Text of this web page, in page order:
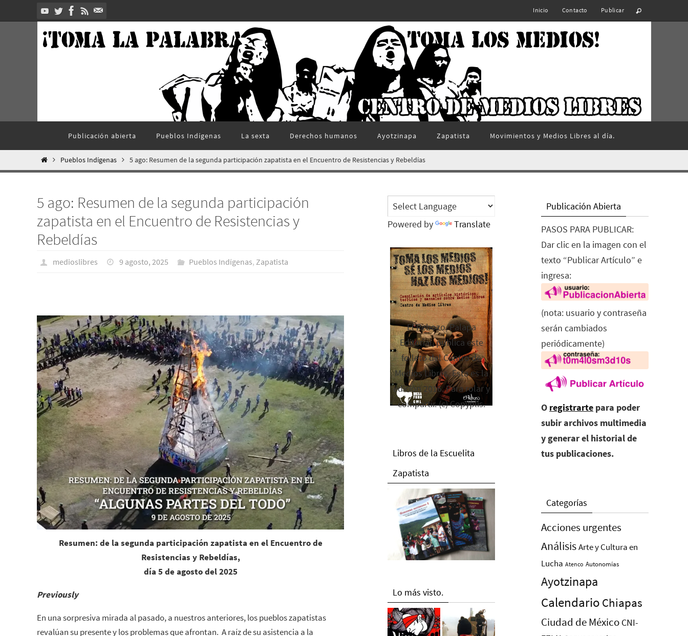
al
Inicio Contacto Publicar
contenido
Publicación abierta Pueblos Indí­genas La sexta Derechos humanos Ayotzinapa Zapatista Movimientos y Medios Libres al día.
InicioPueblos Indí­genas 5 ago: Resumen de la segunda participación zapatista en el Encuentro de Resistencias y Rebeldías
5 ago: Resumen de la segunda participación
zapatista en el Encuentro de Resistencias y
Rebeldías
medioslibres 9 agosto, 2025 Pueblos Indí­genas,Zapatista
Resumen: de la segunda participación zapatista en el Encuentro de
Resistencias y Rebeldías,
día 5 de agosto del 2025
Previously
En una sorpresiva mirada al pasado, a nuestros anteriores, los pueblos zapatistas
revalúan su presente y los problemas que afrontan. A raíz de su asistencia a la
Powered by Translate
El Rebozo, Palapa
Editorial, publica este
folleto del Centro de
Medios Libres. Esta es la
edición 2016. Para rolar y
compartir. (c) Copyplis.
Libros de la Escuelita
Zapatista
Lo más visto.
Publicación Abierta
PASOS PARA PUBLICAR:
Dar clic en la imagen con el
texto “Publicar Artículo” e
ingresa:
(nota: usuario y contraseña
serán cambiados
periódicamente)
O registrarte para poder
subir archivos multimedia
y generar el historial de
tus publicaciones.
Categorías
Acciones urgentes
AnálisisArte y Cultura en
Lucha Atenco Autonomías
Ayotzinapa
Calendario Chiapas
Ciudad de México CNI-